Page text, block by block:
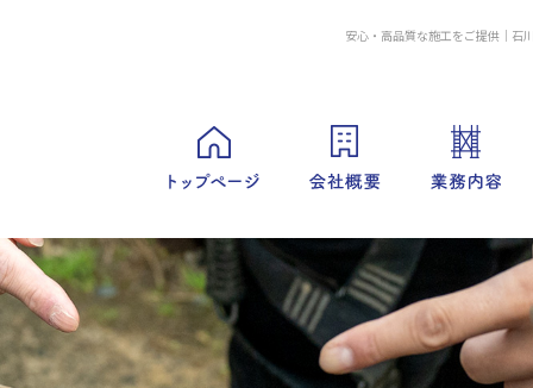
安心・高品質な施工をご提供｜石